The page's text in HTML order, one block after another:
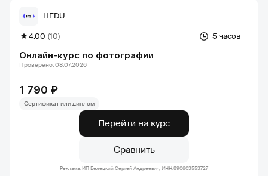
Онлайн-курс по фотографии
5 часов
4.00 (10)
HEDU
1 790 ₽
Проверено: 08.07.2026
Сертификат или диплом
Перейти на курс
Сравнить
Реклама. ИП Белецкий Сергей Андреевич, ИНН:890603553727